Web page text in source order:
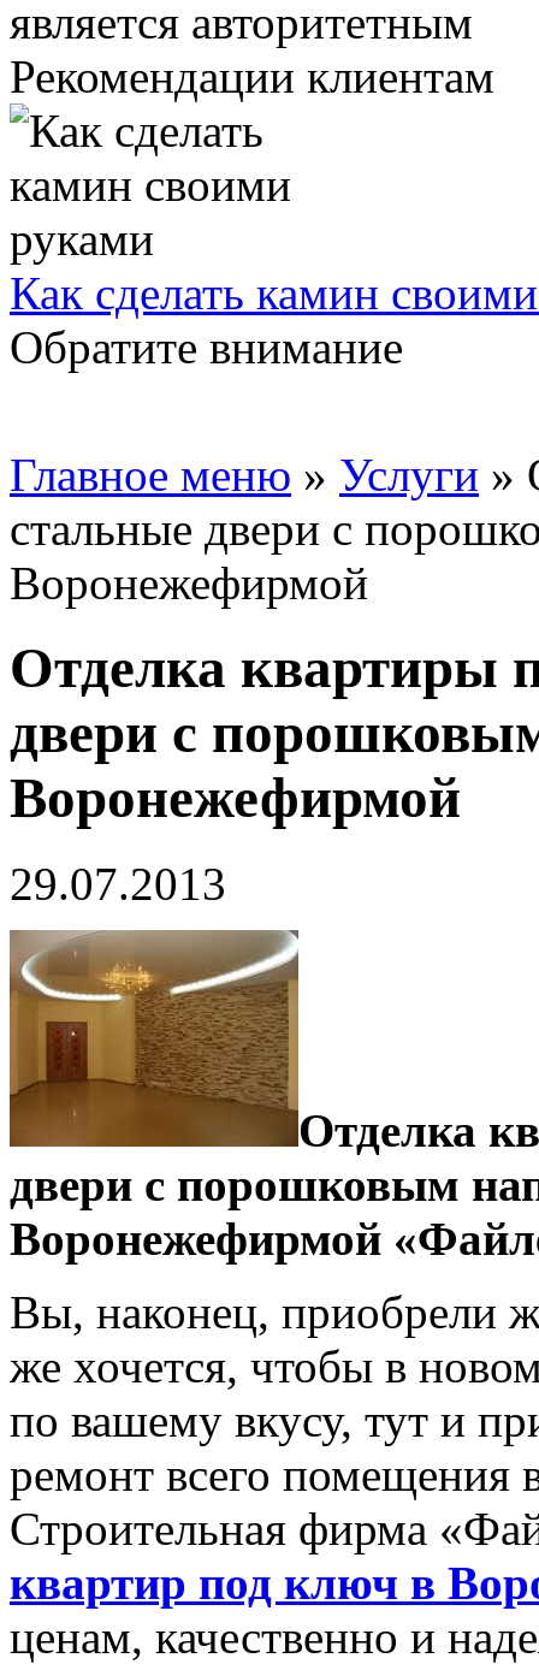
Рекомендации клиентам
Как сделать камин
Обратите внимание
Главное меню » Услуги »
стальные двери с
Воронежефирмой
Отделка квартиры
двери с
Воронежефирмой
29.07.2013
Отделка
двери с порошковым
Воронежефирмой
Вы, наконец, приобрели
же хочется, чтобы в
по вашему вкусу, тут и
ремонт всего помещения
Строительная фирма
квартир под ключ в
ценам, качественно и